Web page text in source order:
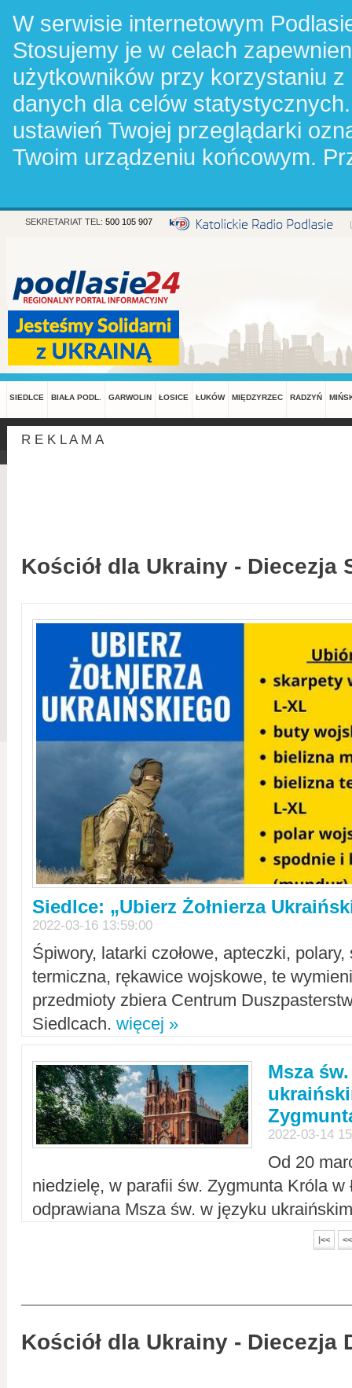
W serwisie internetowym
Stosujemy je w celach
użytkowników przy korzystaniu
danych dla celów
ustawień Twojej przeglądarki
Twoim urządzeniu końcowym.
SEKRETARIAT TEL: 500 105 907
SIEDLCE BIAŁA PODL. GARWOLIN ŁOSICE ŁUKÓW MIĘDZYRZEC RADZYŃ
R E K L A M A
Kościół dla Ukrainy - Diecezja
Siedlce: „Ubierz Żołnierza
2022-03-16 13:59:00
Śpiwory, latarki czołowe, apteczki,
termiczna, rękawice wojskowe, te
przedmioty zbiera Centrum
Siedlcach. więcej »
Msza
2022-03-14
Od 20
niedzielę, w parafii św. Zygmunta Króla w
odprawiana Msza św. w języku
|<< <<
Kościół dla Ukrainy - Diecezja